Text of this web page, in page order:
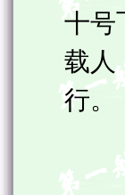
十号
载人
行。